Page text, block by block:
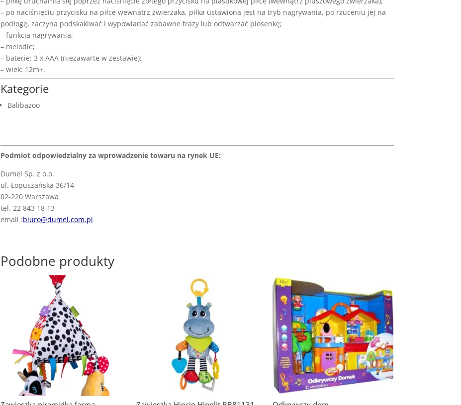
– po naciśnięciu przycisku na piłce wewnątrz zwierzaka, piłka ustawiona jest na tryb nagrywania, po rzuceniu jej na
podłogę, zaczyna podskakiwać i wypowiadać zabawne frazy lub odtwarzać piosenkę;
– funkcja nagrywania;
– melodie;
– baterie: 3 x AAA(niezawarte w zestawie);
– wiek: 12m+.
Kategorie
Balibazoo
Podmiot odpowiedzialny za wprowadzenie towaru na rynek UE:
Dumel Sp. z o.o.
ul. Łopuszańska 36/14
02-220 Warszawa
tel. 22 843 18 13
email :biuro@dumel.com.pl
Podobne produkty